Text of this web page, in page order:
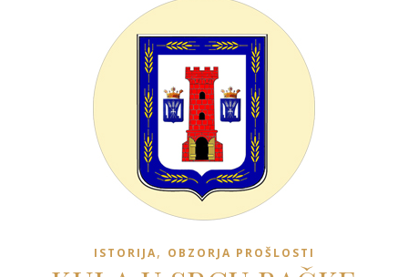
ISTORIJA, OBZORJA PROŠLOSTI